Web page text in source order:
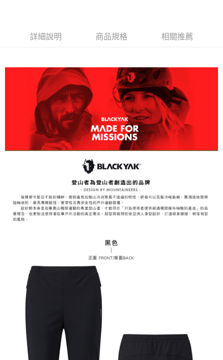
２．訂單成立數日內，您將收到繳費通知簡訊。
３．收到繳費通知簡訊後14天內，點擊此簡訊中的連結，可透過四大超商／
購買商品的店家。未經商家同意取消之訂單仍視為有效，需透過AFTEE先享
後付繳納相關費用。
※ 交易是否成功請以「AFTEE先享後付 」之結帳頁面顯示為準，若有關於
是否繳費成功／繳費後需取消欲退款等相關疑問，請聯繫「AFTEE先享後付
客戶支援中心」https://netprotections.freshdesk.com/support/home
【注意事項】
１．透過由恩沛科技股份有限公司提供之「AFTEE先享後付」服務完成之交
易，需依本服務之必要範圍內提供個人資料，並將交易相關給付款項請求債
權轉讓予恩沛科技股份有限公司。
２．關於個人資料處理事宜，請瀏覽以下網址：
https://aftee.tw/terms/#terms3
「AFTEE先享後付」，若未經同意申辦者引起之損失，本公司不負相關責
任。
４．使用「AFTEE先享後付」時，將依據個別帳號之用戶狀況，依本公司即
時審查核予不同之上限額度；若仍有額度不足之情形，本公司將視審查結果
請求用戶進行身份認證。
恩沛科技股份有限公司將有權停止該用戶之使用額度並採取法律行動。
每筆NT$60，滿NT$599(含以上)免運費
每筆NT$60，滿NT$799(含以上)免運費
付款後萊爾富取貨
每筆NT$60，滿NT$799(含以上)免運費
7-11取貨付款
每筆NT$60，滿NT$799(含以上)免運費
付款後7-11取貨
每筆NT$60，滿NT$799(含以上)免運費
每筆NT$70，滿NT$799(含以上)免運費
詳細說明 商品規格 相關推薦